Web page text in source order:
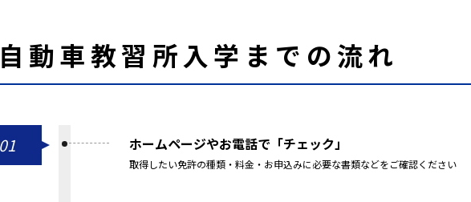
動車教習所入学までの流れ
ホームページやお電話で「チェック」
取得したい免許の種類・料金・お申込みに必要な書類などをご確認ください